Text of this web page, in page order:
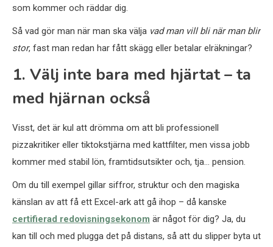
som kommer och räddar dig.
Så vad gör man när man ska välja vad man vill bli när man blir
stor, fast man redan har fått skägg eller betalar elräkningar?
1. Välj inte bara med hjärtat – ta
med hjärnan också
Visst, det är kul att drömma om att bli professionell
pizzakritiker eller tiktokstjärna med kattfilter, men vissa jobb
kommer med stabil lön, framtidsutsikter och, tja… pension.
Om du till exempel gillar siffror, struktur och den magiska
känslan av att få ett Excel-ark att gå ihop – då kanske
certifierad redovisningsekonom är något för dig? Ja, du
kan till och med plugga det på distans, så att du slipper byta ut